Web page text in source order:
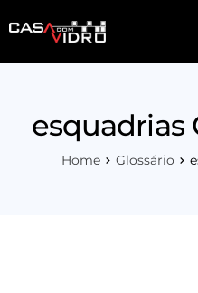
Produtos
Indique+
esquadrias
Home Glossário